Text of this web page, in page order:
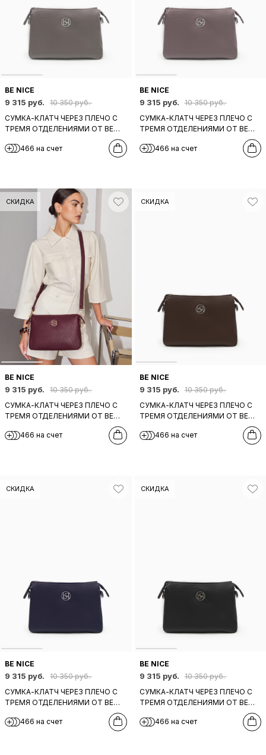
BE NICE
9 315 руб.
10 350 руб.
СУМКА-КЛАТЧ ЧЕРЕЗ ПЛЕЧО С
ТРЕМЯ ОТДЕЛЕНИЯМИ ОТ BE
NICE ИЗ НАТУРАЛЬНОЙ КОЖИ
СЕРОГО ОТТЕНКА
466 на счет
BE NICE
9 315 руб.
10 350 руб.
СУМКА-КЛАТЧ ЧЕРЕЗ ПЛЕЧО С
ТРЕМЯ ОТДЕЛЕНИЯМИ ОТ BE
NICE ИЗ НАТУРАЛЬНОЙ БЕЖЕВО-
СЕРОЙ КОЖИ
466 на счет
СКИДКА
BE NICE
9 315 руб.
10 350 руб.
СУМКА-КЛАТЧ ЧЕРЕЗ ПЛЕЧО С
ТРЕМЯ ОТДЕЛЕНИЯМИ ОТ BE
БОРДОВОЙ КОЖИ
466 на счет
СКИДКА
BE NICE
9 315 руб.
10 350 руб.
СУМКА-КЛАТЧ ЧЕРЕЗ ПЛЕЧО С
ТРЕМЯ ОТДЕЛЕНИЯМИ ОТ BE
КОРИЧНЕВОЙ КОЖИ
466 на счет
СКИДКА
BE NICE
9 315 руб.
10 350 руб.
СУМКА-КЛАТЧ ЧЕРЕЗ ПЛЕЧО С
ТРЕМЯ ОТДЕЛЕНИЯМИ ОТ BE
NICE ИЗ НАТУРАЛЬНОЙ ТЕМНО-
СИНЕЙ КОЖИ
466 на счет
СКИДКА
BE NICE
9 315 руб.
10 350 руб.
СУМКА-КЛАТЧ ЧЕРЕЗ ПЛЕЧО С
ТРЕМЯ ОТДЕЛЕНИЯМИ ОТ BE
NICE ИЗ НАТУРАЛЬНОЙ ЧЕРНОЙ
КОЖИ466 на счет